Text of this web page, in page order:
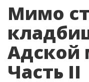
Мимо
Часть II